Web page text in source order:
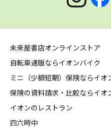
未来屋書店オンラインストア
自転車通販ならイオンバイク
ミニ（少額短期）保険ならイオ
保険の資料請求・比較ならイオ
イオンのレストラン
四六時中